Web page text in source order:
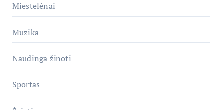
Miestelėnai
Muzika
Naudinga žinoti
Sportas